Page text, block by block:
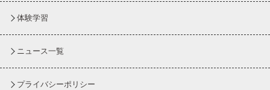
体験学習
ニュース一覧
プライバシーポリシー